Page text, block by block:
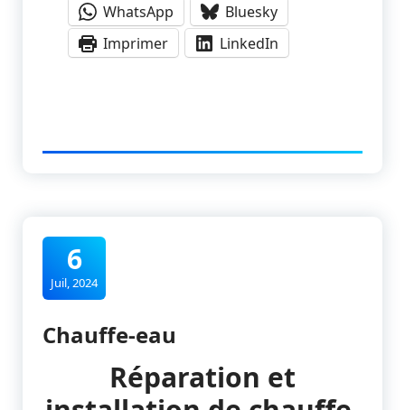
WhatsApp
Bluesky
Imprimer
LinkedIn
6
Juil, 2024
Chauffe-eau
Réparation et